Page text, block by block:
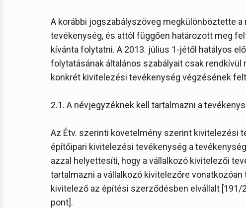
A korábbi jogszabályszöveg megkülönböztette
tevékenység, és attól függően határozott meg
kívánta folytatni. A 2013. július 1-jétől hatályos
folytatásának általános szabályait csak rendkívül
konkrét kivitelezési tevékenység végzésének
2.1. A névjegyzéknek kell tartalmazni a
Az Étv. szerinti követelmény szerint kivitelezési
építőipari kivitelezési tevékenység a
azzal helyettesíti, hogy a vállalkozó kivitelezői
tartalmazni a vállalkozó kivitelezőre
kivitelező az építési szerződésben elvállalt [191/
pont].